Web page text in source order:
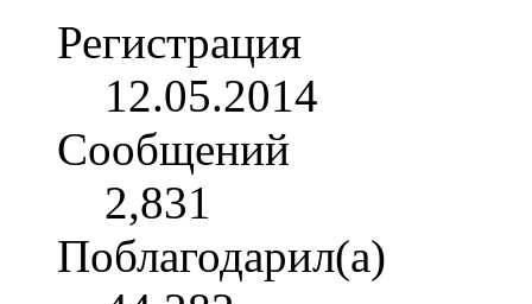
Регистрация
12.05.2014
Сообщений
2,831
Поблагодарил(а)